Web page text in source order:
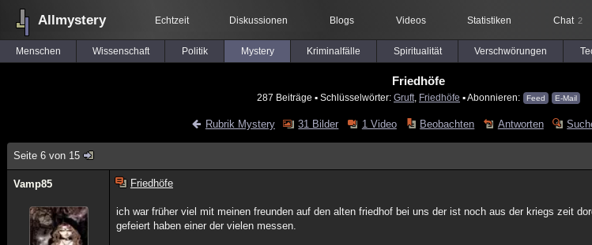
Allmystery Echtzeit Diskussionen Blogs Videos Statistiken Chat 2
Menschen Wissenschaft Politik Mystery Kriminalfälle Spiritualität Verschwörungen
Friedhöfe
287 Beiträge ▪ Schlüsselwörter: Gruft Friedhöfe ▪ Abonnieren: Feed E-Mail
Rubrik Mystery 31 Bilder 1 Video Beobachten Antworten
Seite 6 von 15
Vamp85 Friedhöfe
ich war früher viel mit meinen freunden auf den alten friedhof bei uns der ist noch aus der kriegs zeit
gefeiert haben einer der vielen messen.